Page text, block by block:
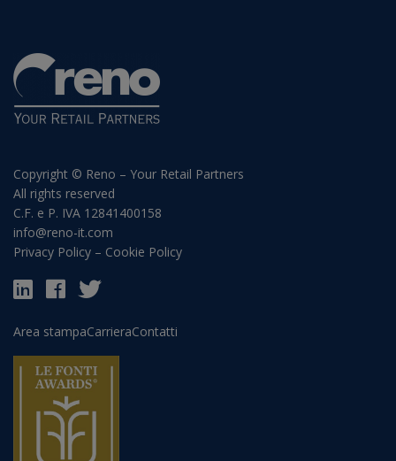
Copyright © Reno – Your Retail Partners
All rights reserved
C.F. e P. IVA 12841400158
info@reno-it.com
Privacy Policy – Cookie Policy
Area stampaCarrieraContatti